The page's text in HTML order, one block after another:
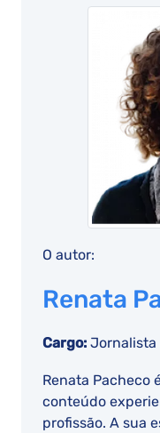
O autor:
Renata
Cargo: Jornalista
Renata Pacheco
conteúdo
profissão. A sua